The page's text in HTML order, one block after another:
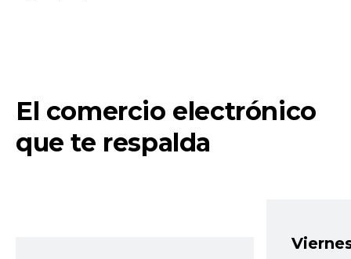
El comercio electrónico
que te respalda